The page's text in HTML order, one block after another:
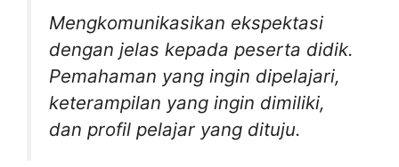
Mengkomunikasikan ekspektasi
dengan jelas kepada peserta didik.
Pemahaman yang ingin dipelajari,
keterampilan yang ingin dimiliki,
dan profil pelajar yang dituju.